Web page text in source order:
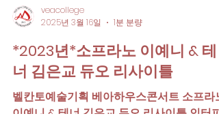
veacollege
2025년 3월 16일
1분 분량
*2023년*소프라노 이예니 & 테
너 김은교 듀오 리사이틀